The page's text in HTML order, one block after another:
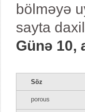
bölməyə
sayta
Günə 10,
Söz
porous